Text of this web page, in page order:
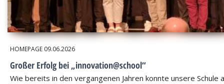
HOMEPAGE 09.06.2026
Großer Erfolg bei „innovation@school“
Wie bereits in den vergangenen Jahren konnte unsere Schule